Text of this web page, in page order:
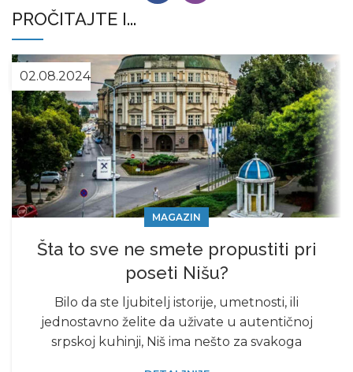
PROČITAJTE I...
02.08.2024
MAGAZIN
Šta to sve ne smete propustiti pri
poseti Nišu?
Bilo da ste ljubitelj istorije, umetnosti, ili
jednostavno želite da uživate u autentičnoj
srpskoj kuhinji, Niš ima nešto za svakoga